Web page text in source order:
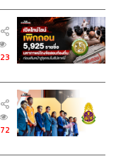
ที่คล้ำเสียจากแดด
ที่ให้ความ
เรียงรายติดกัน